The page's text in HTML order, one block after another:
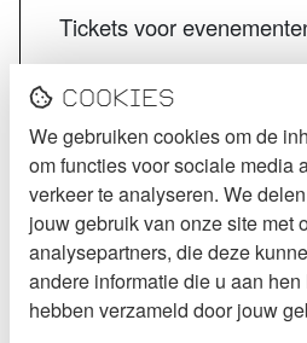
Tickets voor
De Kurk tickets
Jazzcafé Bebop tickets
VOLG STECK
Instagram
Facebook
Cookies
We gebruiken cookies om de
om functies voor sociale media
verkeer te analyseren. We
jouw gebruik van onze site met
analysepartners, die deze
andere informatie die u aan
hebben verzameld door jouw